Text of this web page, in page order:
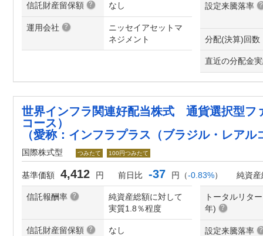
信託財産留保額 なし
運用会社
ニッセイアセットマ
ネジメント
設定来騰落率
分配(決算)回数
直近の分配金
世界インフラ関連好配当株式 通貨選択型フ
コース）
（愛称：インフラプラス（ブラジル・レアル
国際株式型 つみたて 100円つみたて
基準価額 4,412 円 前日比 -37 円（-0.83%） 純資産
信託報酬率
純資産総額に対して
実質1.8％程度
信託財産留保額 なし
トータルリタ
年)
設定来騰落率